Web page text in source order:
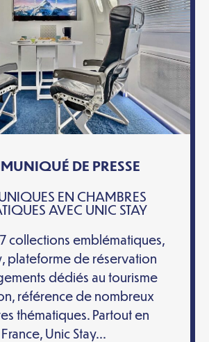
DE PRESSE
EN CHAMBRES
AVEC UNIC STAY
collections emblématiques,
plateforme de réservation
dédiés au tourisme
référence de nombreux
thématiques. Partout en
France, Unic Stay...